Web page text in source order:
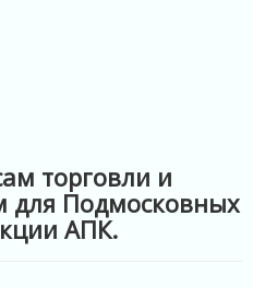
торговли и
для Подмосковных
АПК.